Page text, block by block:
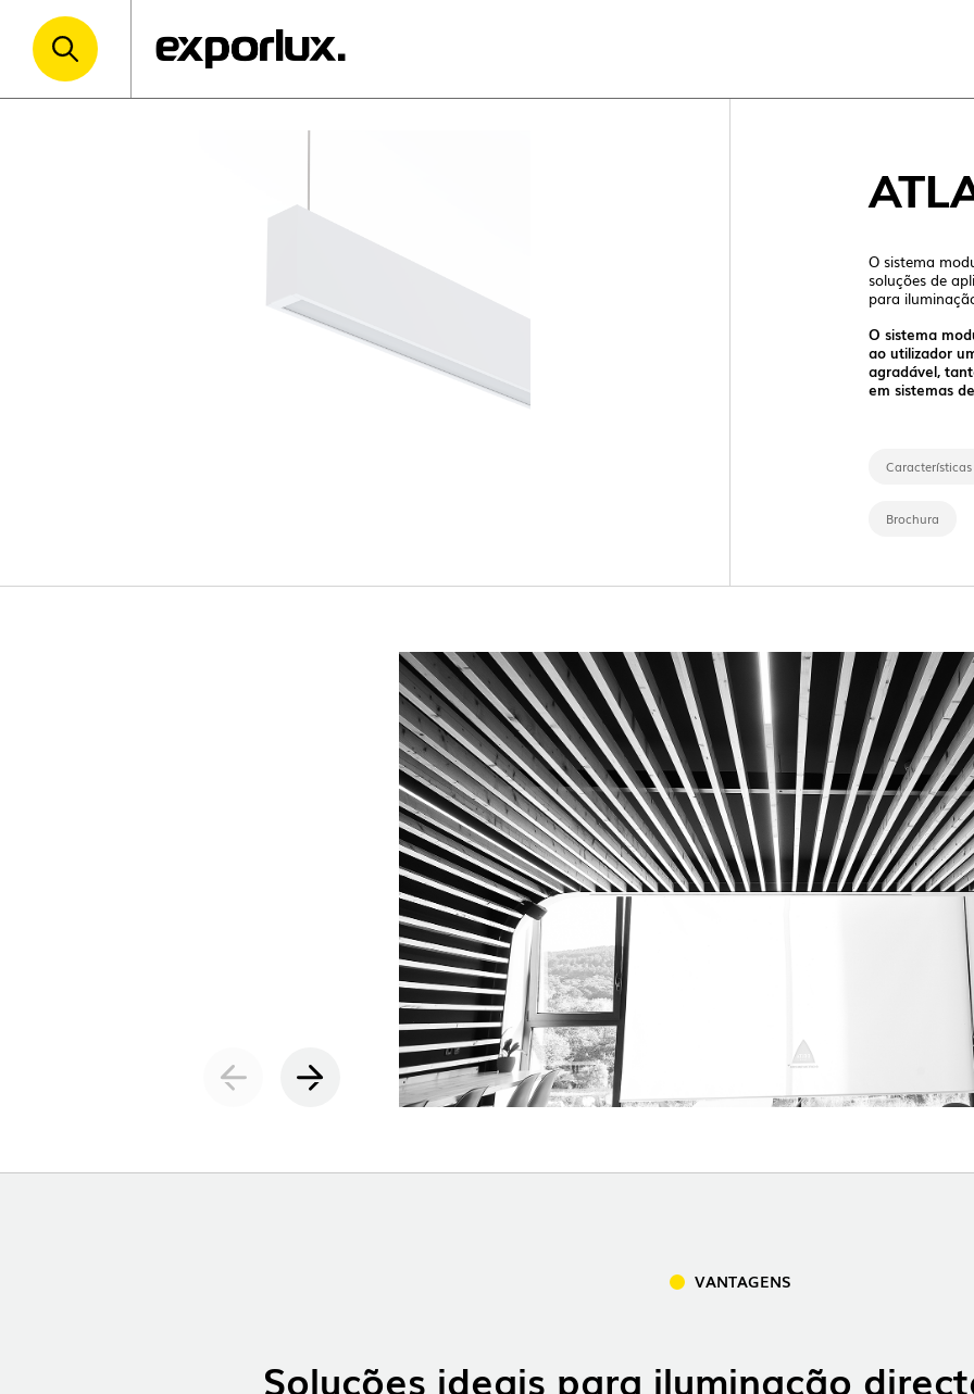
NOVO
Q31 –
O sistema
soluções de
para
O sistema
ao utilizador
agradável,
em sistemas
Características
Brochura
VANTAGENS
Soluções ideais para iluminação